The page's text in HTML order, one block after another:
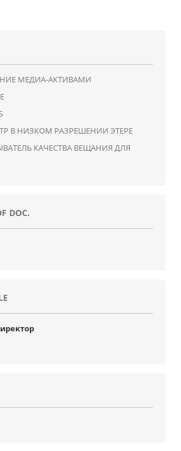
МЕДИА-АКТИВАМИ
В НИЗКОМ РАЗРЕШЕНИИ ЭТЕРЕ
КАЧЕСТВА ВЕЩАНИЯ ДЛЯ
DOC.